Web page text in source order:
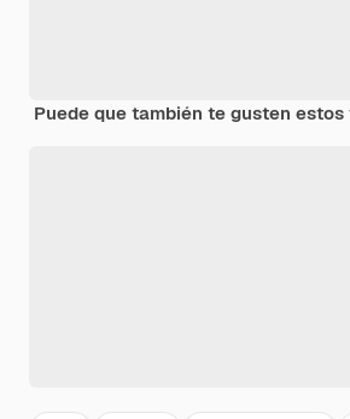
Puede que también te gusten